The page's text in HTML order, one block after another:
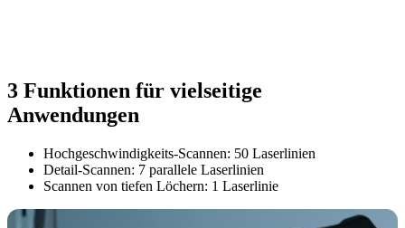
3 Funktionen für vielseitige
Anwendungen
Hochgeschwindigkeits-Scannen: 50 Laserlinien
Detail-Scannen: 7 parallele Laserlinien
Scannen von tiefen Löchern: 1 Laserlinie